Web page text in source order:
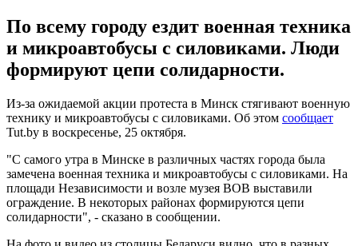
По всему городу ездит военная техника
и микроавтобусы с силовиками. Люди
формируют цепи солидарности.
Из-за ожидаемой акции протеста в Минск стягивают военную
технику и микроавтобусы с силовиками. Об этом сообщает
Tut.by в воскресенье, 25 октября.
"С самого утра в Минске в различных частях города была
замечена военная техника и микроавтобусы с силовиками. На
площади Независимости и возле музея ВОВ выставили
ограждение. В некоторых районах формируются цепи
солидарности", - сказано в сообщении.